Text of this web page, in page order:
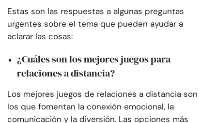
Estas son las respuestas a algunas preguntas
urgentes sobre el tema que pueden ayudar a
aclarar las cosas:
¿Cuáles son los mejores juegos para
relaciones a distancia?
Los mejores juegos de relaciones a distancia son
los que fomentan la conexión emocional, la
comunicación y la diversión. Las opciones más